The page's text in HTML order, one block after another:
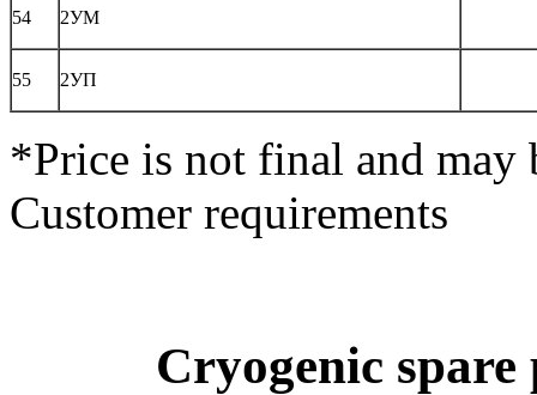
54 2УМ
55 2УП
*Price is not final and may
Customer requirements
Cryogenic spare